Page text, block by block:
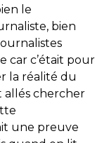
le
bien
car c’était pour
la réalité du
allés chercher
une preuve